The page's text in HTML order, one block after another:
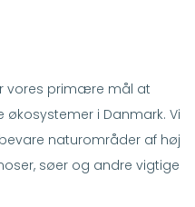
vores primære mål at
i Danmark. Vi
naturområder af høj
søer og andre vigtige